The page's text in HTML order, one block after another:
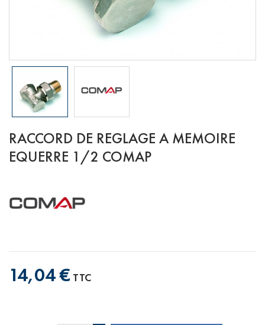
RACCORD DE REGLAGE A MEMOIRE
EQUERRE 1/2 COMAP
14,04 € TTC